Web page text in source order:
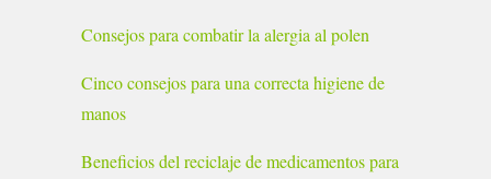
Consejos para combatir la alergia al polen
Cinco consejos para una correcta higiene de
manos
Beneficios del reciclaje de medicamentos para